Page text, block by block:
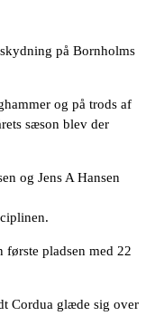
på Bornholms
og på trods af
sæson blev der
og Jens A Hansen
første pladsen med 22
Cordua glæde sig over